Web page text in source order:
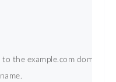
to the example.com domain